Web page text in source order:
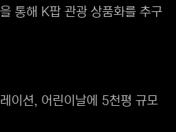
통해 K팝 관광 상품화를 추구
이션, 어린이날에 5천평 규모